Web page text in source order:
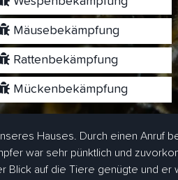
Mäusebekämpfung
Rattenbekämpfung
Mückenbekämpfung
Hauses. Durch einen Anruf
war sehr pünktlich und
Blick auf die Tiere genügte und er